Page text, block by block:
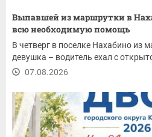
Выпавшей из маршрутки в
всю необходимую помощь
В четверг в поселке Нахабино из
девушка – водитель ехал с
07.08.2026